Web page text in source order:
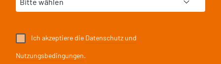
Ich akzeptiere die Datenschutz und
Nutzungsbedingungen.